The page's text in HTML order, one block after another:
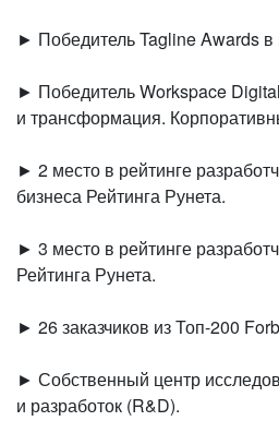
► Победитель Tagline Awards
► Победитель Workspace
и трансформация.
► 2 место в рейтинге
бизнеса Рейтинга Рунета.
► 3 место в рейтинге
Рейтинга Рунета.
► 26 заказчиков из Топ-200
► Собственный центр
и разработок (R&D).